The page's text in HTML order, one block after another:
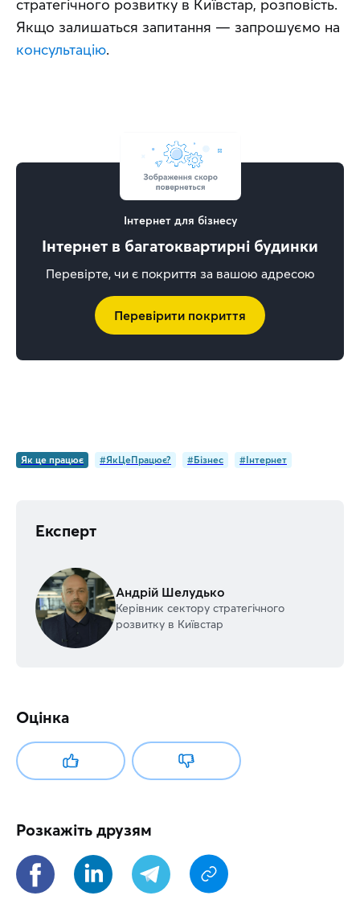
стратегічного розвитку в Київстар, розповість.
консультацію.
Інтернет для бізнесу
Інтернет в багатоквартирні будинки
Перевірте, чи є покриття за вашою адресою
Перевірити покриття
Як це працює #ЯкЦеПрацює? #Бізнес #Інтернет
Експерт
Андрій Шелудько
Керівник сектору стратегічного
розвитку в Київстар
Оцінка
Розкажіть друзям